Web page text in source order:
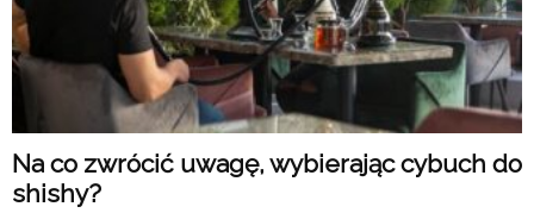
Na co zwrócić uwagę, wybierając cybuch do
shishy?